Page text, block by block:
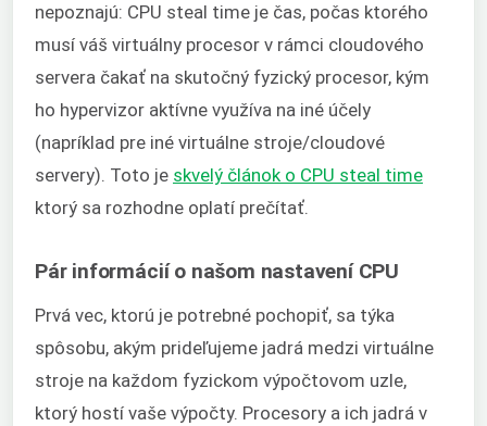
nepoznajú: CPU steal time je čas, počas ktorého
musí váš virtuálny procesor v rámci cloudového
servera čakať na skutočný fyzický procesor, kým
ho hypervizor aktívne využíva na iné účely
(napríklad pre iné virtuálne stroje/cloudové
servery). Toto je skvelý článok o CPU steal time
ktorý sa rozhodne oplatí prečítať.
Pár informácií o našom nastavení CPU
Prvá vec, ktorú je potrebné pochopiť, sa týka
spôsobu, akým prideľujeme jadrá medzi virtuálne
stroje na každom fyzickom výpočtovom uzle,
ktorý hostí vaše výpočty. Procesory a ich jadrá v